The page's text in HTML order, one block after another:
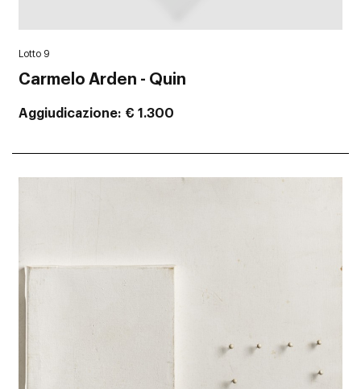
Lotto 9
Carmelo Arden - Quin
Aggiudicazione € 1.300